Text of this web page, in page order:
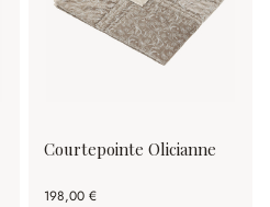
Courtepointe Olicianne
198,00 €